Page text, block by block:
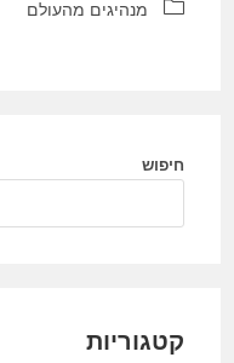
קטגוריה:מנהיגים מהעולם
חיפוש
קטגוריות